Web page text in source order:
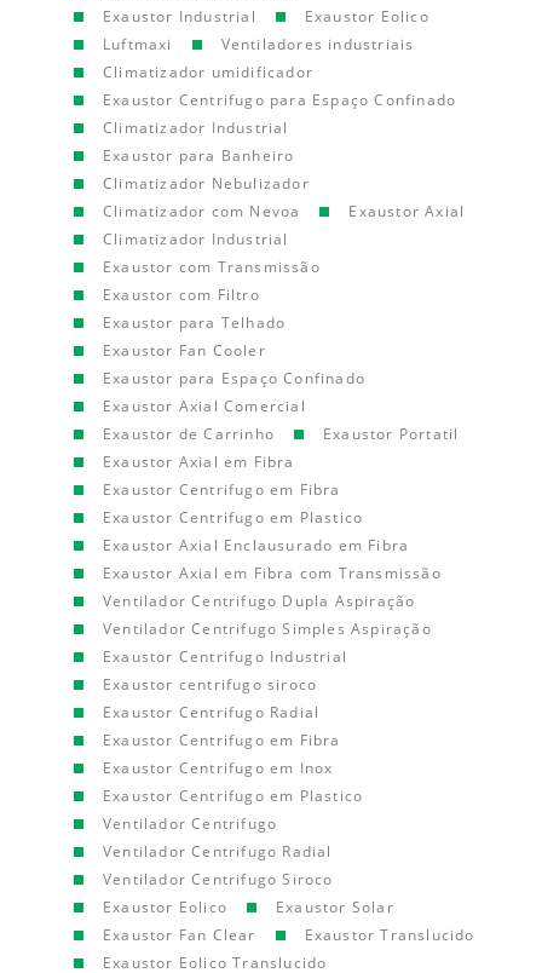
Exaustor Industrial
Exaustor Eolico
Luftmaxi
Ventiladores industriais
Climatizador umidificador
Exaustor Centrifugo para Espaço Confinado
Climatizador Industrial
Exaustor para Banheiro
Climatizador Nebulizador
Climatizador com Nevoa
Exaustor Axial
Climatizador Industrial
Exaustor com Transmissão
Exaustor com Filtro
Exaustor para Telhado
Exaustor Fan Cooler
Exaustor para Espaço Confinado
Exaustor Axial Comercial
Exaustor de Carrinho
Exaustor Portatil
Exaustor Axial em Fibra
Exaustor Centrifugo em Fibra
Exaustor Centrifugo em Plastico
Exaustor Axial Enclausurado em Fibra
Exaustor Axial em Fibra com Transmissão
Ventilador Centrifugo Dupla Aspiração
Ventilador Centrifugo Simples Aspiração
Exaustor Centrifugo Industrial
Exaustor centrifugo siroco
Exaustor Centrifugo Radial
Exaustor Centrifugo em Fibra
Exaustor Centrifugo em Inox
Exaustor Centrifugo em Plastico
Ventilador Centrifugo
Ventilador Centrifugo Radial
Ventilador Centrifugo Siroco
Exaustor Eolico
Exaustor Solar
Exaustor Fan Clear
Exaustor Translucido
Exaustor Eolico Translucido